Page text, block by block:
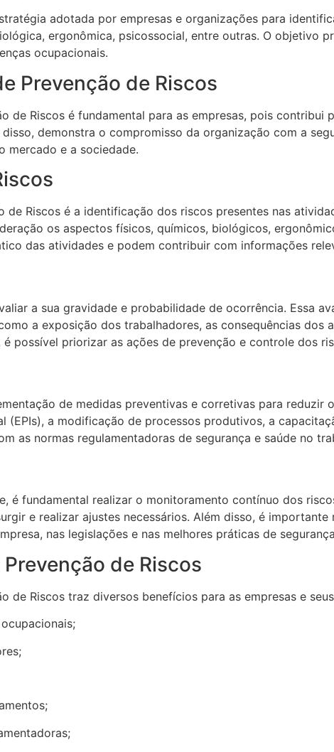
adotada por empresas e organizações para
ergonômica, psicossocial, entre outras. O objetivo
ocupacionais.
Prevenção de Riscos
de Riscos é fundamental para as empresas, pois
demonstra o compromisso da organização com a
mercado e a sociedade.
Riscos é a identificação dos riscos presentes nas
os aspectos físicos, químicos, biológicos,
das atividades e podem contribuir com informações
a sua gravidade e probabilidade de ocorrência. Essa
a exposição dos trabalhadores, as consequências dos
possível priorizar as ações de prevenção e controle dos
de medidas preventivas e corretivas para reduzir
a modificação de processos produtivos, a
as normas regulamentadoras de segurança e saúde no
é fundamental realizar o monitoramento contínuo dos
e realizar ajustes necessários. Além disso, é
nas legislações e nas melhores práticas de
de Riscos
de Riscos traz diversos benefícios para as empresas e